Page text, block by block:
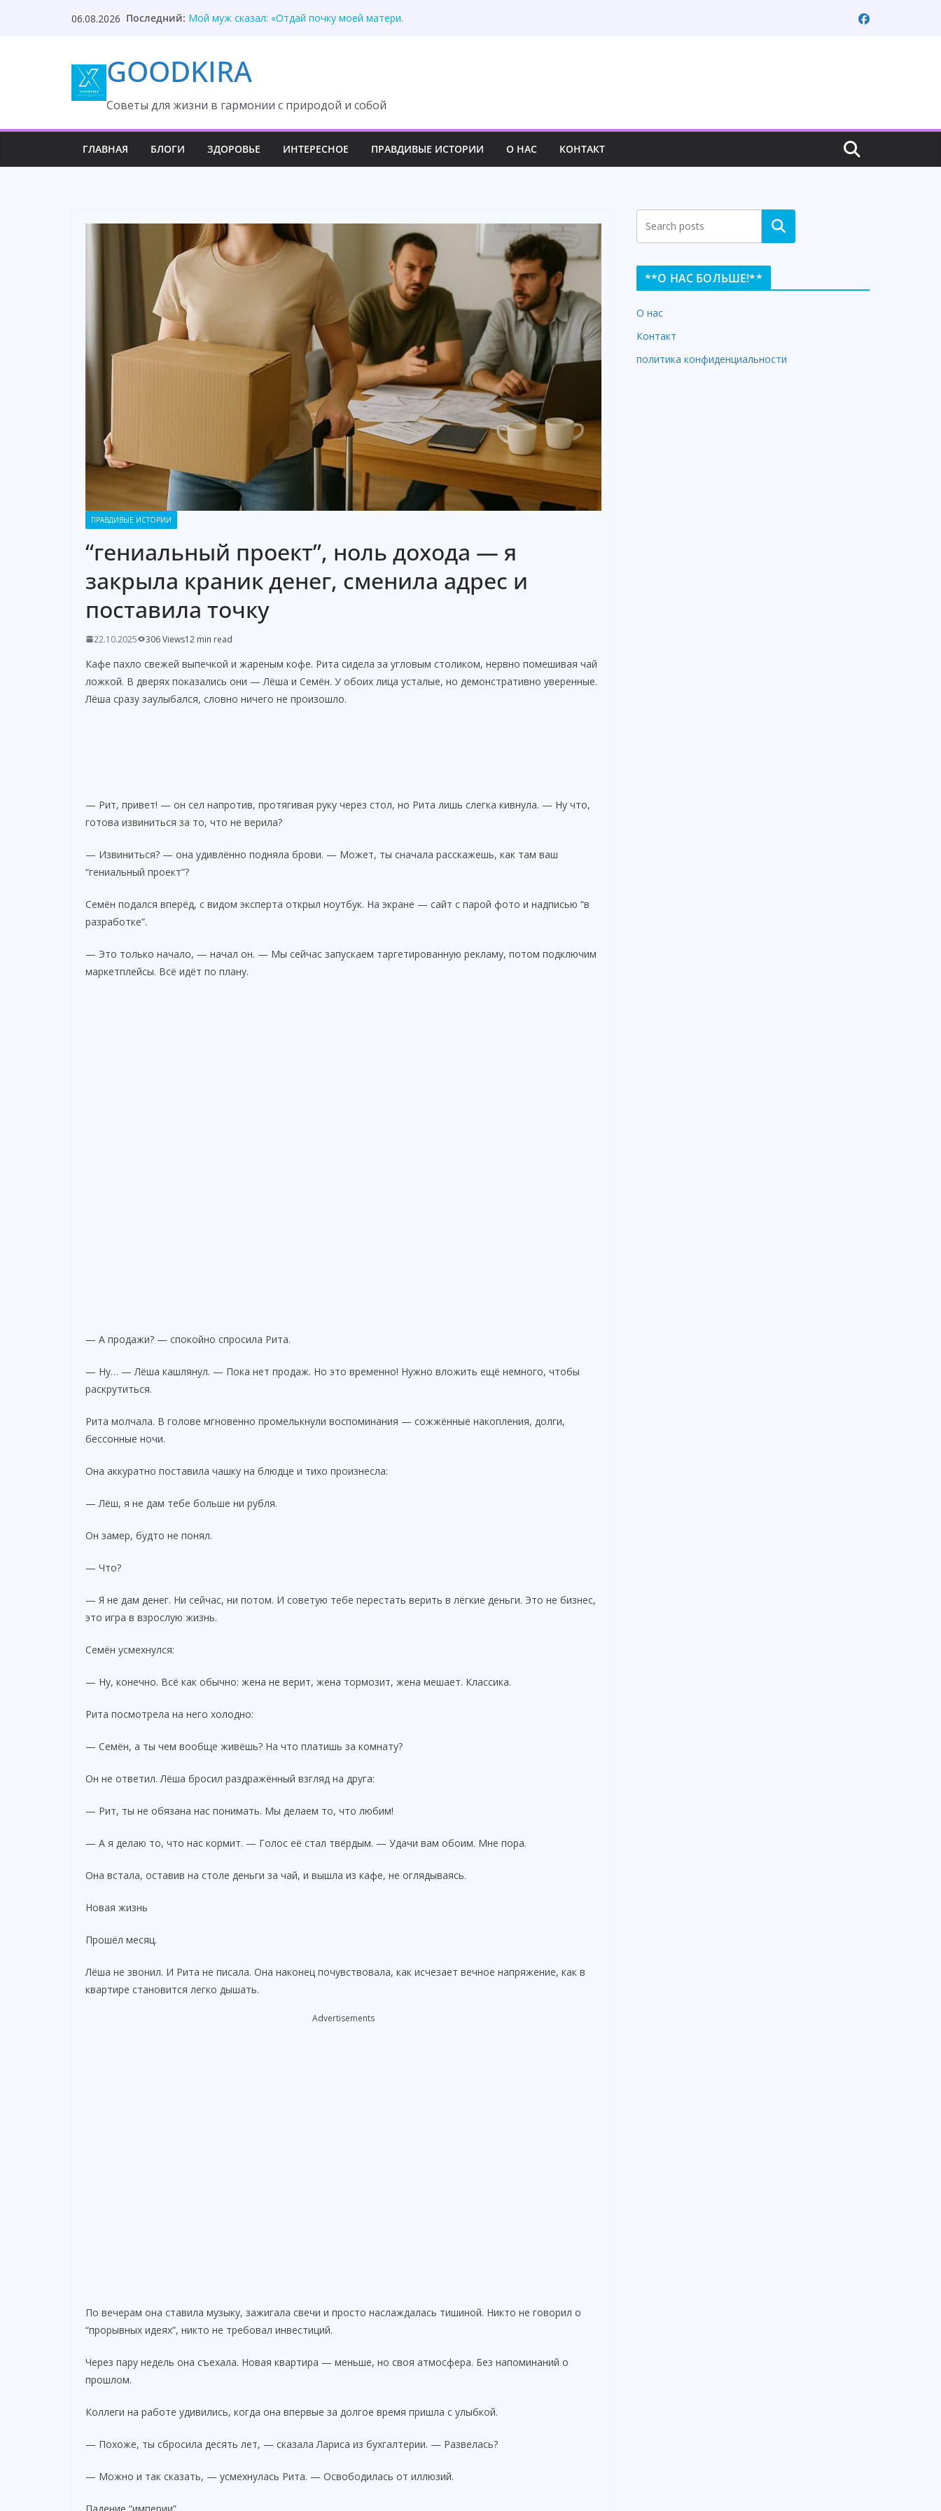
06.08.2026 Последний: Мальчик оказался мудрее всех взрослых вокруг
Дочь вышла замуж за мусульманина и уехала
Муж проиграл всё из-за собственной жадности
GOODKIRA
Cоветы для жизни в гармонии с природой и собой
ГЛАВНАЯ БЛОГИ ЗДОРОВЬЕ ИНТЕРЕСНОЕ ПРАВДИВЫЕ ИСТОРИИ О НАС КОНТАКТ
ПРАВДИВЫЕ ИСТОРИИ
“гениальный проект”, ноль дохода — я
закрыла краник денег, сменила адрес и
поставила точку
22.10.2025 306 Views12 min read
Кафе пахло свежей выпечкой и жареным кофе. Рита сидела за угловым столиком, нервно помешивая чай
ложкой. В дверях показались они — Лёша и Семён. У обоих лица усталые, но демонстративно уверенные.
Лёша сразу заулыбался, словно ничего не произошло.
— Рит, привет! — он сел напротив, протягивая руку через стол, но Рита лишь слегка кивнула. — Ну что,
готова извиниться за то, что не верила?
— Извиниться? — она удивлённо подняла брови. — Может, ты сначала расскажешь, как там ваш
“гениальный проект”?
Семён подался вперёд, с видом эксперта открыл ноутбук. На экране — сайт с парой фото и надписью “в
разработке”.
— Это только начало, — начал он. — Мы сейчас запускаем таргетированную рекламу, потом подключим
маркетплейсы. Всё идёт по плану.
— А продажи? — спокойно спросила Рита.
— Ну… — Лёша кашлянул. — Пока нет продаж. Но это временно! Нужно вложить ещё немного, чтобы
раскрутиться.
Рита молчала. В голове мгновенно промелькнули воспоминания — сожжённые накопления, долги,
бессонные ночи.
Она аккуратно поставила чашку на блюдце и тихо произнесла:
— Лёш, я не дам тебе больше ни рубля.
Он замер, будто не понял.
— Что?
— Я не дам денег. Ни сейчас, ни потом. И советую тебе перестать верить в лёгкие деньги. Это не бизнес,
это игра в взрослую жизнь.
Семён усмехнулся:
— Ну, конечно. Всё как обычно: жена не верит, жена тормозит, жена мешает. Классика.
Рита посмотрела на него холодно:
— Семён, а ты чем вообще живёшь? На что платишь за комнату?
Он не ответил. Лёша бросил раздражённый взгляд на друга:
— Рит, ты не обязана нас понимать. Мы делаем то, что любим!
— А я делаю то, что нас кормит. — Голос её стал твёрдым. — Удачи вам обоим. Мне пора.
Она встала, оставив на столе деньги за чай, и вышла из кафе, не оглядываясь.
Новая жизнь
Прошёл месяц.
Лёша не звонил. И Рита не писала. Она наконец почувствовала, как исчезает вечное напряжение, как в
квартире становится легко дышать.
Advertisements
По вечерам она ставила музыку, зажигала свечи и просто наслаждалась тишиной. Никто не говорил о
“прорывных идеях”, никто не требовал инвестиций.
Через пару недель она съехала. Новая квартира — меньше, но своя атмосфера. Без напоминаний о
прошлом.
Коллеги на работе удивились, когда она впервые за долгое время пришла с улыбкой.
— Похоже, ты сбросила десять лет, — сказала Лариса из бухгалтерии. — Развелась?
— Можно и так сказать, — усмехнулась Рита. — Освободилась от иллюзий.
Search
**О НАС БОЛЬШЕ!**
О нас
Контакт
политика конфиденциальности